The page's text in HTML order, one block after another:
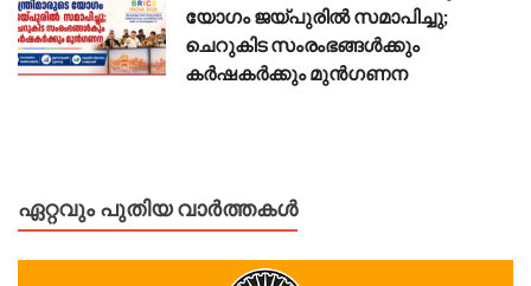
യോഗം ജയ്പുരിൽ സമാപിച്ചു;
ചെറുകിട സംരംഭങ്ങൾക്കും
കർഷകർക്കും മുൻഗണന
ഏറ്റവും പുതിയ വാർത്തകൾ